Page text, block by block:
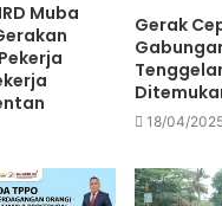
Muba
Gerak
18/04/